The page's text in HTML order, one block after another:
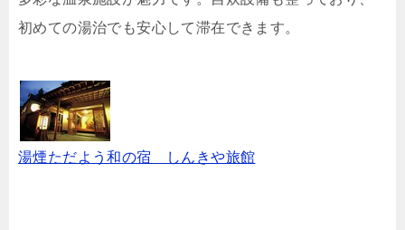
初めての湯治でも安心して滞在できます。
湯煙ただよう和の宿 しんきや旅館